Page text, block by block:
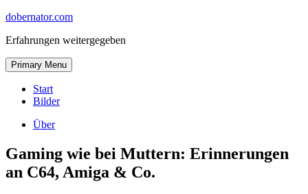
Skip
content
dobernator.com
Erfahrungen weitergegeben
Primary Menu Skip
to
Start
Bilder
Über
Gaming wie bei Muttern: Erinnerungen
an C64, Amiga & Co.